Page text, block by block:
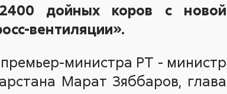
дойных коров с новой
вентиляции».
министра РТ - министр
Марат Зяббаров, глава